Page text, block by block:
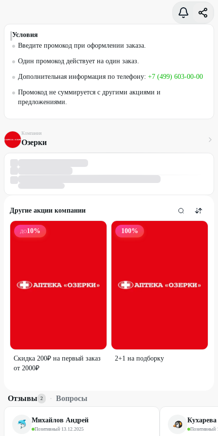
Условия
Введите промокод при оформлении заказа.
Один промокод действует на один заказ.
Дополнительная информация по телефону: +7 (499) 603-00-00
Промокод не суммируется с другими акциями и
предложениями.
Компания
Озерки
Другие акции компании
ДО10%
Скидка 200₽ на первый заказ
от 2000₽
100%
2+1 на подборку
Отзывы 2 · Вопросы
Михайлов Андрей
Позитивный·13.12.2025 Позитивный·